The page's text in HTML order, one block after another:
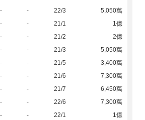
- - 22/3
5,050萬
- - 21/1
1億
- - 21/2
2億
- - 21/3
5,050萬
- - 21/5
3,400萬
- - 21/6
7,300萬
- - 21/7
6,450萬
- - 22/6
7,300萬
- - 22/1
1億